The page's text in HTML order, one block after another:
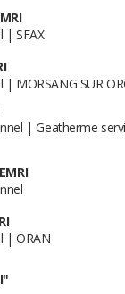
| SFAX
MORSANG SUR
| Geatherme
| ORAN